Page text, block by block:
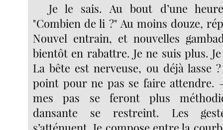
Je le sais. Au bout d’une
"Combien de li ?" Au moins douze,
Nouvel entrain, et nouvelles
bientôt en rabattre. Je ne suis plus.
La bête est nerveuse, ou déjà lasse
point pour ne pas se faire attendre.
mes pas se feront plus
dansante se restreint. Les